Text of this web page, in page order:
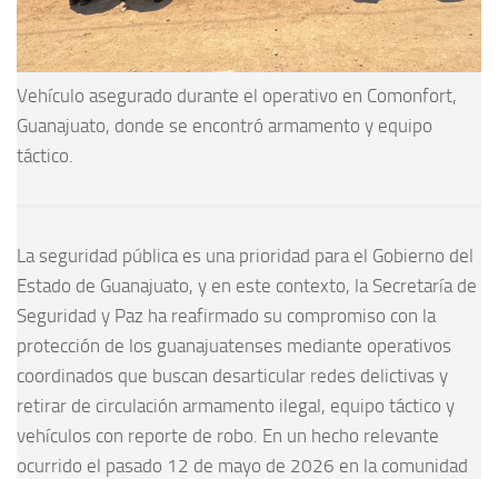
Vehículo asegurado durante el operativo en Comonfort,
Guanajuato, donde se encontró armamento y equipo
táctico.
La seguridad pública es una prioridad para el Gobierno del
Estado de Guanajuato, y en este contexto, la Secretaría de
Seguridad y Paz ha reafirmado su compromiso con la
protección de los guanajuatenses mediante operativos
coordinados que buscan desarticular redes delictivas y
retirar de circulación armamento ilegal, equipo táctico y
vehículos con reporte de robo. En un hecho relevante
ocurrido el pasado 12 de mayo de 2026 en la comunidad